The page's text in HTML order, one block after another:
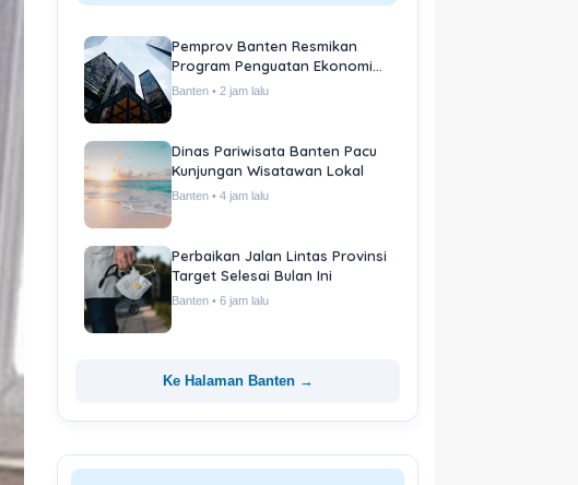
Pemprov Banten Resmikan
Program Penguatan Ekonomi
Daerah
Banten • 2 jam lalu
Dinas Pariwisata Banten Pacu
Kunjungan Wisatawan Lokal
Banten • 4 jam lalu
Perbaikan Jalan Lintas Provinsi
Target Selesai Bulan Ini
Banten • 6 jam lalu
Ke Halaman Banten →